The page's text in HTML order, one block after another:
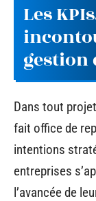
Les
gestion
Dans tout
fait office de
intentions
entreprises
l’avancée de